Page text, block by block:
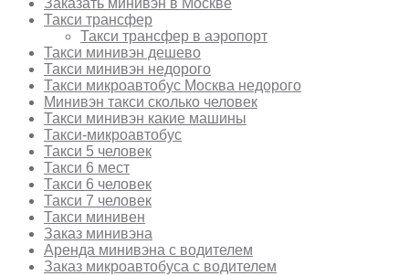
Заказать минивэн в Москве
Такси трансфер
Такси трансфер в аэропорт
Такси минивэн дешево
Такси минивэн недорого
Такси микроавтобус Москва недорого
Минивэн такси сколько человек
Такси минивэн какие машины
Такси-микроавтобус
Такси 5 человек
Такси 6 мест
Такси 6 человек
Такси 7 человек
Такси минивен
Заказ минивэна
Аренда минивэна с водителем
Заказ микроавтобуса с водителем